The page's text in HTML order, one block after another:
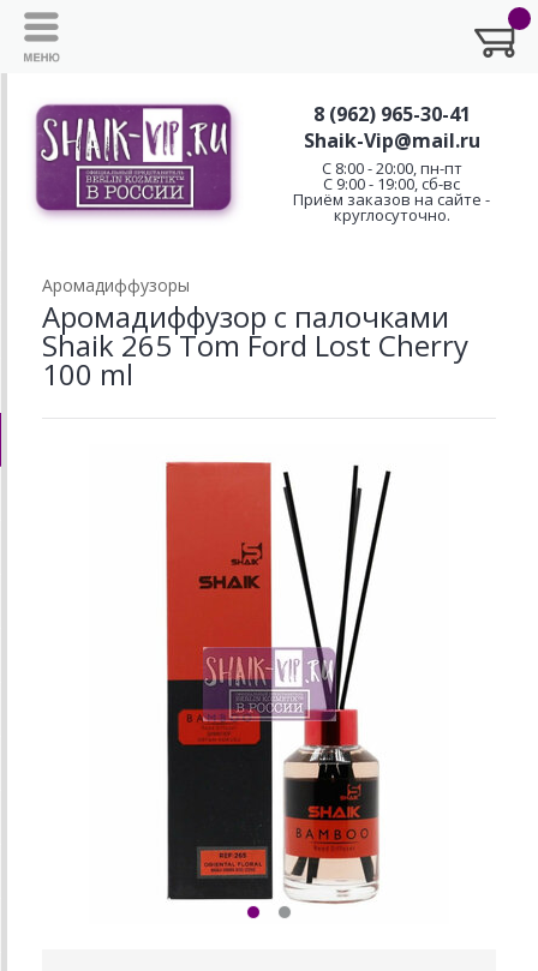
8 (962) 965-30-41
Shaik-Vip@mail.ru
C 8:00 - 20:00, пн-пт
С 9:00 - 19:00, сб-вс
Приём заказов на сайте -
круглосуточно.
Аромадиффузоры
Аромадиффузор с палочками
Shaik 265 Tom Ford Lost Cherry
100 ml